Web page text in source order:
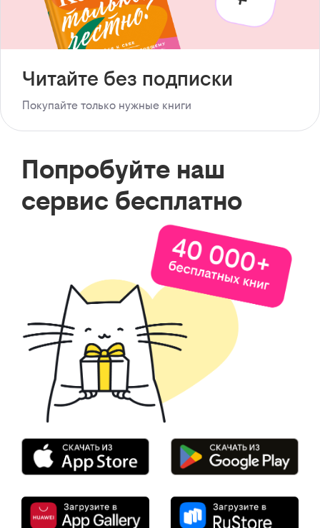
Читайте без подписки
Покупайте только нужные книги
Попробуйте наш
сервис бесплатно